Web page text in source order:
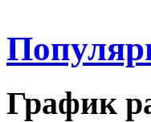
График